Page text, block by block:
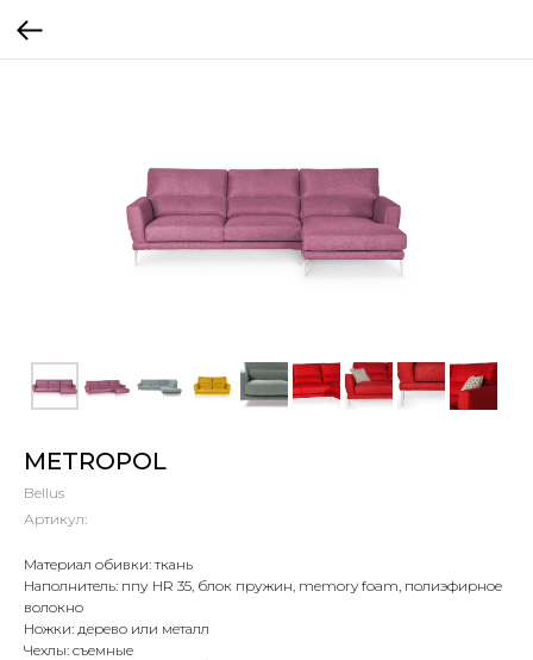
METROPOL
Bellus
Артикул:
Материал обивки: ткань
Наполнитель: ппу HR 35, блок пружин, memory foam, полиэфирное
волокно
Ножки: дерево или металл
Чехлы: съемные